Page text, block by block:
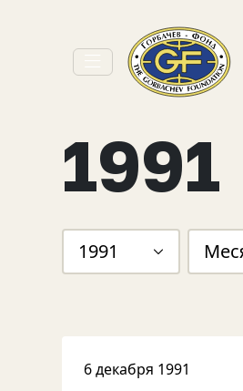
1991
1991
6 декабря 1991